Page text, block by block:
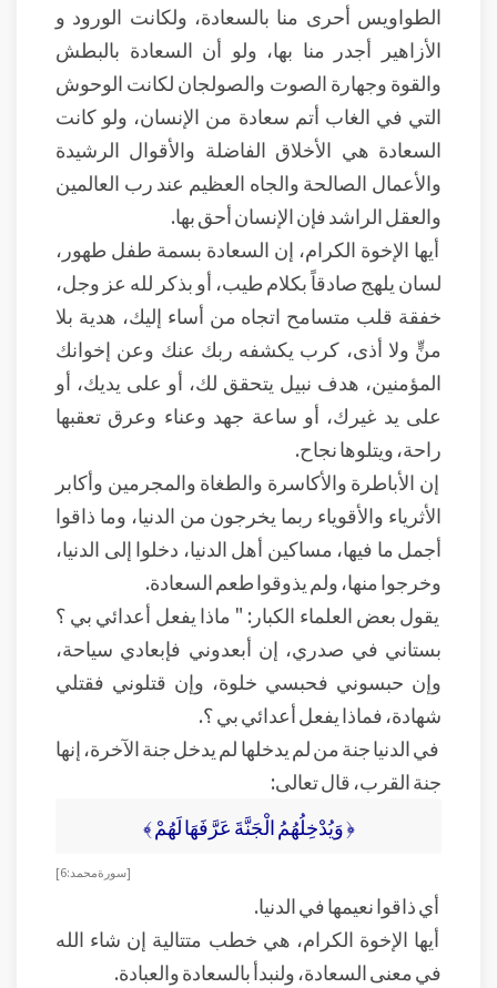
الطواويس أحرى منا بالسعادة، ولكانت الورود و
الأزاهير أجدر منا بها، ولو أن السعادة بالبطش
والقوة وجهارة الصوت والصولجان لكانت الوحوش
التي في الغاب أتم سعادة من الإنسان، ولو كانت
السعادة هي الأخلاق الفاضلة والأقوال الرشيدة
والأعمال الصالحة والجاه العظيم عند رب العالمين
والعقل الراشد فإن الإنسان أحق بها.
أيها الإخوة الكرام، إن السعادة بسمة طفل طهور،
لسان يلهج صادقاً بكلام طيب، أو بذكر لله عز وجل،
خفقة قلب متسامح اتجاه من أساء إليك، هدية بلا
منٍّ ولا أذى، كرب يكشفه ربك عنك وعن إخوانك
المؤمنين، هدف نبيل يتحقق لك، أو على يديك، أو
على يد غيرك، أو ساعة جهد وعناء وعرق تعقبها
راحة، ويتلوها نجاح.
إن الأباطرة والأكاسرة والطغاة والمجرمين وأكابر
الأثرياء والأقوياء ربما يخرجون من الدنيا، وما ذاقوا
أجمل ما فيها، مساكين أهل الدنيا، دخلوا إلى الدنيا،
وخرجوا منها، ولم يذوقوا طعم السعادة.
يقول بعض العلماء الكبار: " ماذا يفعل أعدائي بي ؟
بستاني في صدري، إن أبعدوني فإبعادي سياحة،
وإن حبسوني فحبسي خلوة، وإن قتلوني فقتلي
شهادة، فماذا يفعل أعدائي بي ؟.
في الدنيا جنة من لم يدخلها لم يدخل جنة الآخرة، إنها
جنة القرب، قال تعالى:
﴿ وَيُدْخِلُهُمُ الْجَنَّةَ عَرَّفَهَا لَهُمْ ﴾
[ سورة محمد: 6]
أي ذاقوا نعيمها في الدنيا.
أيها الإخوة الكرام، هي خطب متتالية إن شاء الله
في معنى السعادة، ولنبدأ بالسعادة والعبادة.